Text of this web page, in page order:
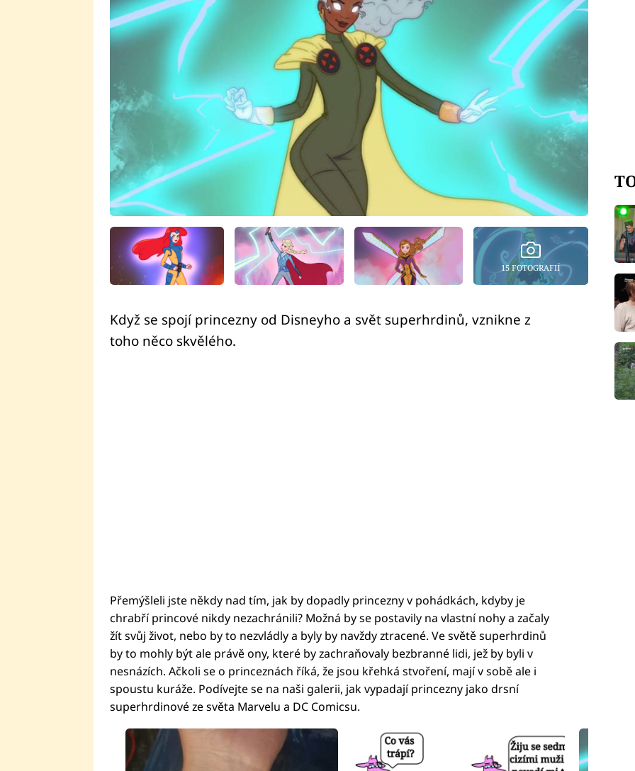
15 FOTOGRAFIÍ
Když se spojí princezny od Disneyho a svět superhrdinů, vznikne z
toho něco skvělého.
Přemýšleli jste někdy nad tím, jak by dopadly princezny v pohádkách, kdyby je
chrabří princové nikdy nezachránili? Možná by se postavily na vlastní nohy a začaly
žít svůj život, nebo by to nezvládly a byly by navždy ztracené. Ve světě superhrdinů
by to mohly být ale právě ony, které by zachraňovaly bezbranné lidi, jež by byli v
nesnázích. Ačkoli se o princeznách říká, že jsou křehká stvoření, mají v sobě ale i
spoustu kuráže. Podívejte se na naši galerii, jak vypadají princezny jako drsní
superhrdinové ze světa Marvelu a DC Comicsu.